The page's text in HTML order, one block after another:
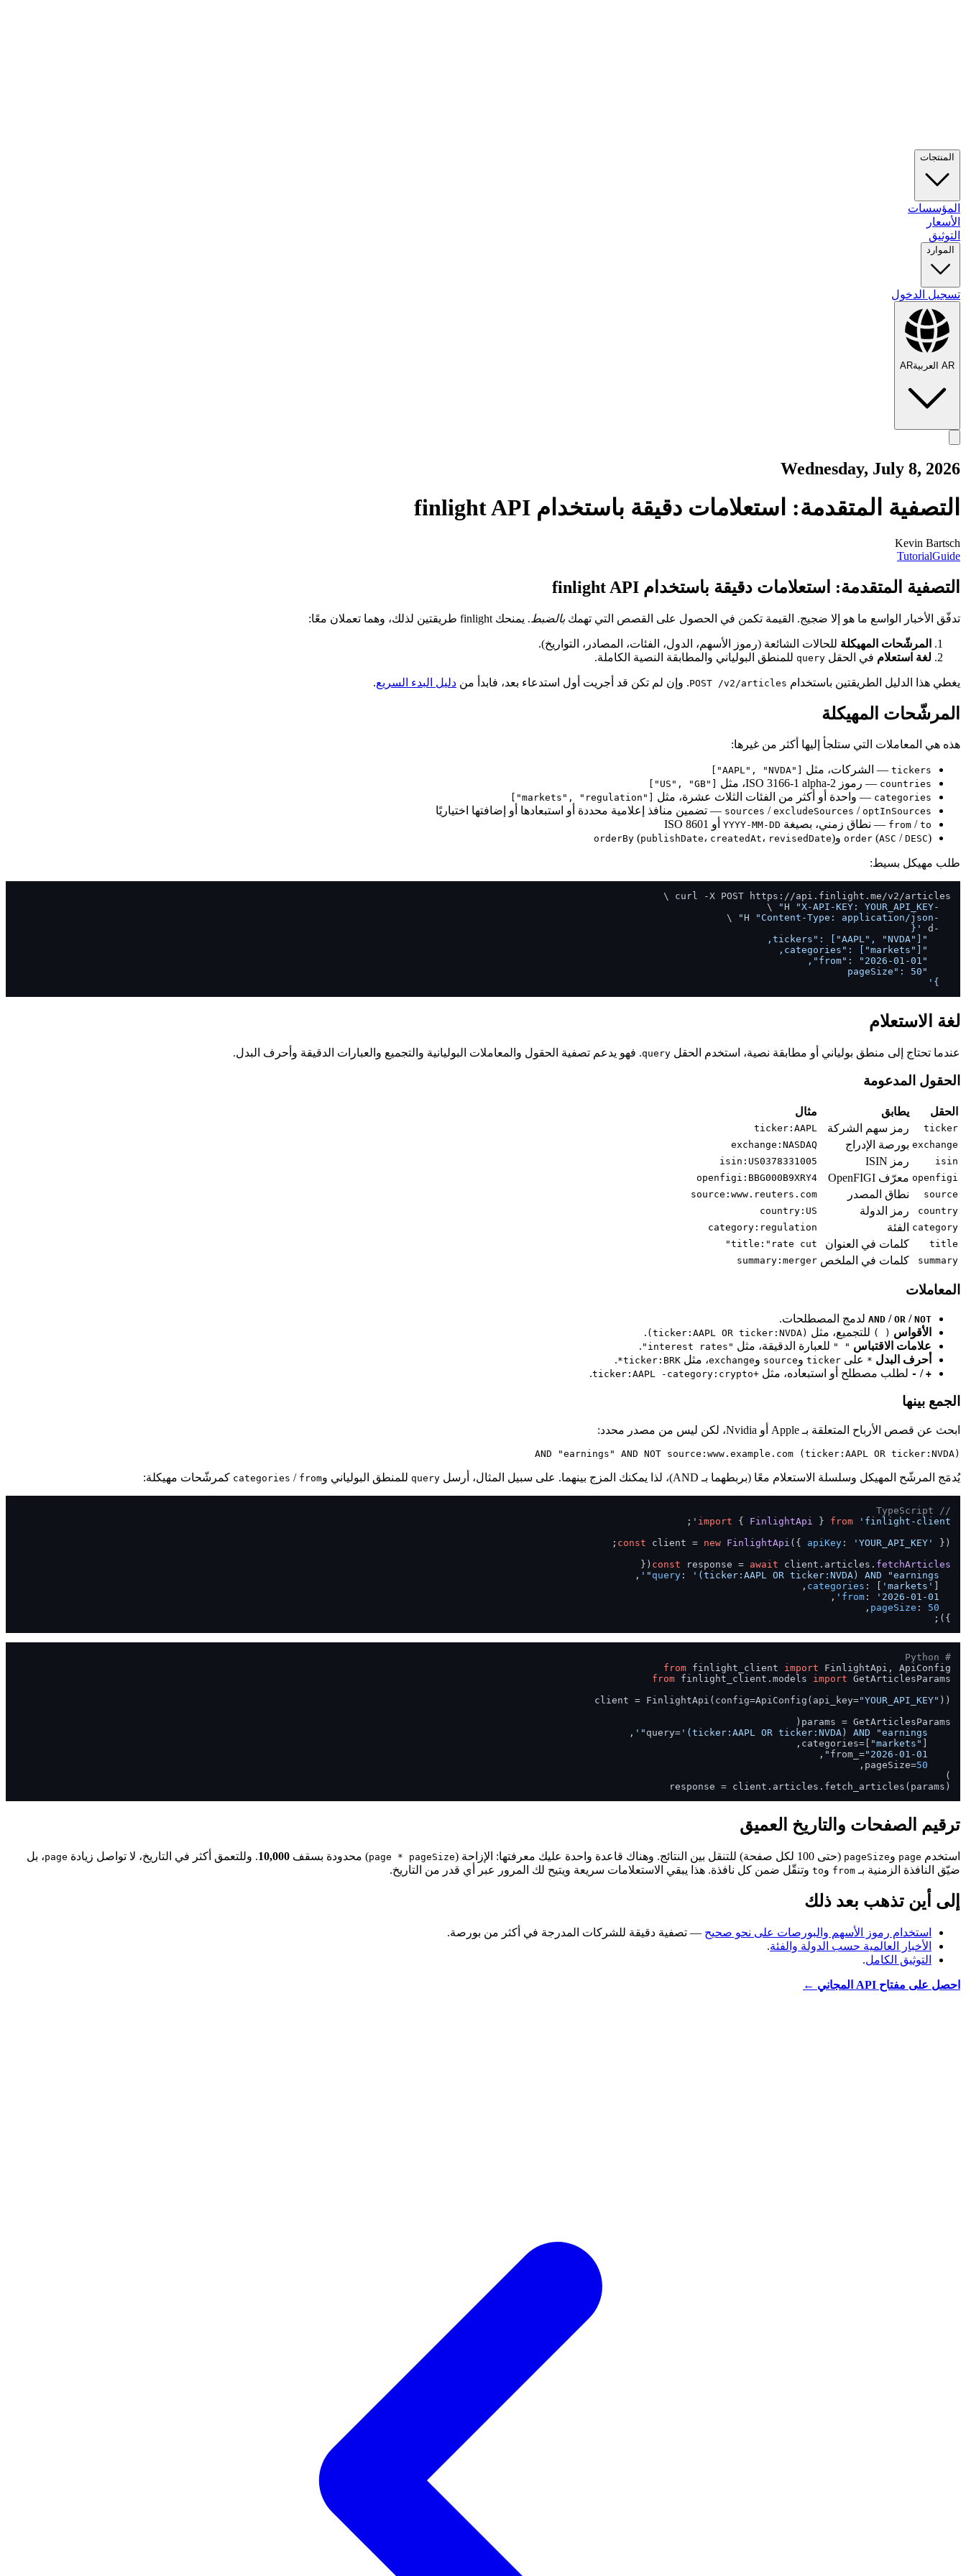
المنتجات
المؤسسات
الأسعار
التوثيق
الموارد
تسجيل الدخول
AR العربيةAR
Wednesday, July 8, 2026
التصفية المتقدمة: استعلامات دقيقة باستخدام finlight API
Kevin Bartsch
TutorialGuide
التصفية المتقدمة: استعلامات دقيقة باستخدام finlight API
تدفّق الأخبار الواسع ما هو إلا ضجيج. القيمة تكمن في الحصول على القصص التي تهمكبالضبط. يمنحك finlight طريقتين لذلك، وهما تعملان معًا:
المرشّحات المهيكلة للحالات الشائعة (رموز الأسهم، الدول، الفئات، المصادر، التواريخ).
لغة استعلام في الحقل query للمنطق البولياني والمطابقة النصية الكاملة.
يغطي هذا الدليل الطريقتين باستخدام POST /v2/articles. وإن لم تكن قد أجريت أول استدعاء بعد، فابدأ من دليل البدء السريع.
المرشّحات المهيكلة
هذه هي المعاملات التي ستلجأ إليها أكثر من غيرها:
tickers — الشركات، مثل
["AAPL", "NVDA"]
countries — رموز ISO 3166-1 alpha-2، مثل
["US", "GB"]
categories — واحدة أو أكثر من الفئات الثلاث عشرة، مثل
["markets", "regulation"]
sources / excludeSources / optInSources — تضمين منافذ إعلامية محددة أو استبعادها أو إضافتها اختياريًا
from / to — نطاق زمني، بصيغة YYYY-MM-DD أو ISO 8601
order (ASC / DESC) و orderBy (publishDate، createdAt، revisedDate)
طلب مهيكل بسيط:
  -H
"X-API-KEY: YOUR_API_KEY"
  -H
"Content-Type: application/json"
  -d
  }'
لغة الاستعلام
عندما تحتاج إلى منطق بولياني أو مطابقة نصية، استخدم الحقل query. فهو يدعم تصفية الحقول والمعاملات البوليانية والتجميع والعبارات الدقيقة وأحرف البدل.
الحقول المدعومة
الحقل يطابق مثال
ticker رمز سهم الشركة
ticker:AAPL
exchange بورصة الإدراج
exchange:NASDAQ
isin
رمز ISIN
isin:US0378331005
openfigi معرّف OpenFIGI
openfigi:BBG000B9XRY4
source
نطاق المصدر
source:www.reuters.com
country
رمز الدولة
country:US
category
الفئة
category:regulation
title
كلمات في العنوان
title:"rate cut"
summary
كلمات في الملخص summary:merger
المعاملات
AND / OR / NOT
لدمج المصطلحات.
الأقواس ( ) للتجميع، مثل (ticker:AAPL OR ticker:NVDA)
.
علامات الاقتباس " " للعبارة الدقيقة، مثل "interest rates"
.
أحرف البدل * على ticker وsource وexchange، مثل ticker:BRK*
.
+
/
- لطلب مصطلح أو استبعاده، مثل +ticker:AAPL -category:crypto
.
الجمع بينها
ابحث عن قصص الأرباح المتعلقة بـ Apple أو Nvidia، لكن ليس من مصدر محدد:
(ticker:AAPL OR ticker:NVDA) AND "earnings" AND NOT source:www.example.com
يُدمَج المرشّح المهيكل وسلسلة الاستعلام معًا (بربطهما بـ AND)، لذا يمكنك المزج بينهما. على سبيل المثال، أرسل query للمنطق البولياني و categories / from كمرشّحات مهيكلة:
// TypeScript
import { FinlightApi } from 'finlight-client'
const client = new FinlightApi ({ apiKey : 'YOUR_API_KEY'
const response = await client. articles . fetchArticles
query : '(ticker:AAPL OR ticker:NVDA) AND "earnings"'
categories : [ 'markets'
from : '2026-01-01'
pageSize : 50
});
# Python
from finlight_client import FinlightApi, ApiConfig
from finlight_client.models import
client = FinlightApi(config=ApiConfig(api_key="YOUR_API_KEY"
'(ticker:AAPL OR ticker:NVDA) AND "earnings"'
"markets"
"2026-01-01"
50
response = client.articles.fetch_articles(params)
ترقيم الصفحات والتاريخ العميق
استخدم page وpageSize (حتى 100 لكل صفحة) للتنقل بين النتائج. وهناك قاعدة واحدة عليك معرفتها: الإزاحة ( page * pageSize) محدودة بسقف 10,000. وللتعمق أكثر في التاريخ، لا تواصل زيادة page، بل
ضيّق النافذة الزمنية بـ from وto وتنقّل ضمن كل نافذة. هذا يبقي الاستعلامات سريعة ويتيح لك المرور عبر أي قدر من التاريخ.
إلى أين تذهب بعد ذلك
استخدام رموز الأسهم والبورصات على نحو صحيح — تصفية دقيقة للشركات المدرجة في أكثر من بورصة.
الأخبار العالمية حسب الدولة والفئة.
التوثيق الكامل.
احصل على مفتاح API المجاني ←